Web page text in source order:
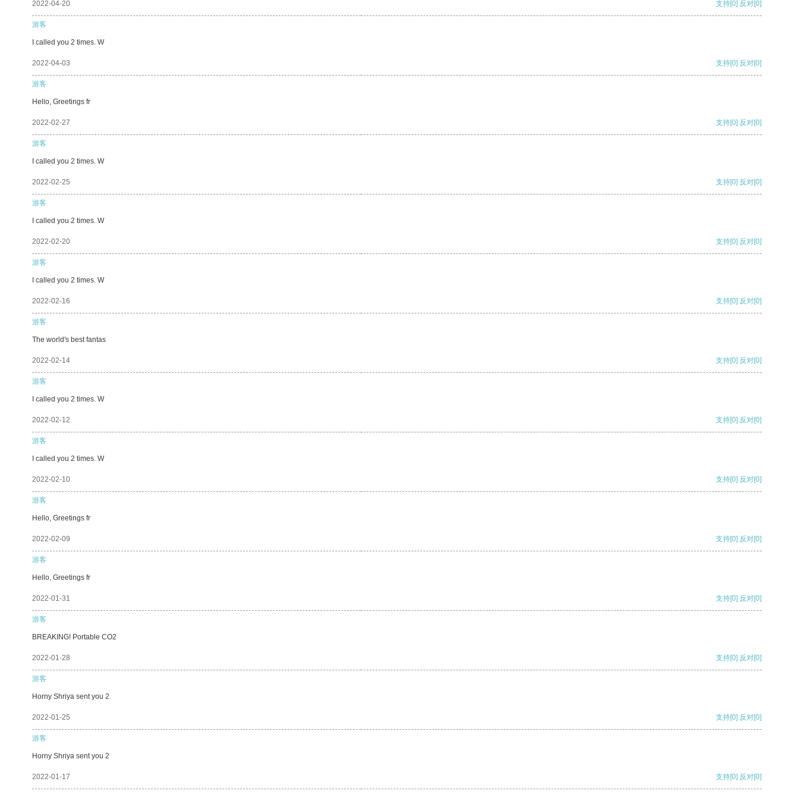
2022-04-20 支持[0] 反对[0]
游客
I called you 2 times. W
2022-04-03 支持[0] 反对[0]
游客
Hello, Greetings fr
2022-02-27 支持[0] 反对[0]
游客
I called you 2 times. W
2022-02-25 支持[0] 反对[0]
游客
I called you 2 times. W
2022-02-20 支持[0] 反对[0]
游客
I called you 2 times. W
2022-02-16 支持[0] 反对[0]
游客
The world's best fantas
2022-02-14 支持[0] 反对[0]
游客
I called you 2 times. W
2022-02-12 支持[0] 反对[0]
游客
I called you 2 times. W
2022-02-10 支持[0] 反对[0]
游客
Hello, Greetings fr
2022-02-09 支持[0] 反对[0]
游客
Hello, Greetings fr
2022-01-31 支持[0] 反对[0]
游客
BREAKING! Portable CO2
2022-01-28 支持[0] 反对[0]
游客
Horny Shriya sent you 2
2022-01-25 支持[0] 反对[0]
游客
Horny Shriya sent you 2
2022-01-17 支持[0] 反对[0]